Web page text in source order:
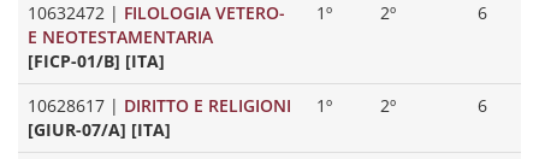
10632472 | FILOLOGIA VETERO-
E NEOTESTAMENTARIA
[FICP-01/B] [ITA]
1º 2º 6
10628617 | DIRITTO E RELIGIONI
[GIUR-07/A] [ITA]
1º 2º 6